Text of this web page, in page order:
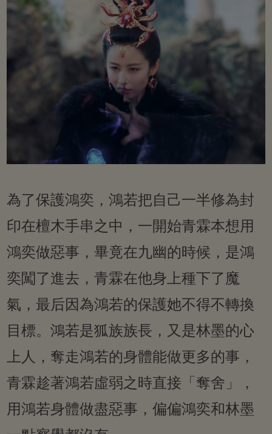
為了保護鴻奕，鴻若把自己一半修為封
印在檀木手串之中，一開始青霖本想用
鴻奕做惡事，畢竟在九幽的時候，是鴻
奕闖了進去，青霖在他身上種下了魔
氣，最后因為鴻若的保護她不得不轉換
目標。鴻若是狐族族長，又是林墨的心
上人，奪走鴻若的身體能做更多的事，
青霖趁著鴻若虛弱之時直接「奪舍」，
用鴻若身體做盡惡事，偏偏鴻奕和林墨